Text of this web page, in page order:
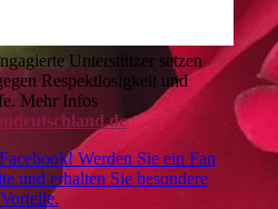
Unterstützer setzen
Respektlosigkeit und
Mehr Infos
Werden Sie ein Fan
und erhalten Sie besondere
Vorteile.